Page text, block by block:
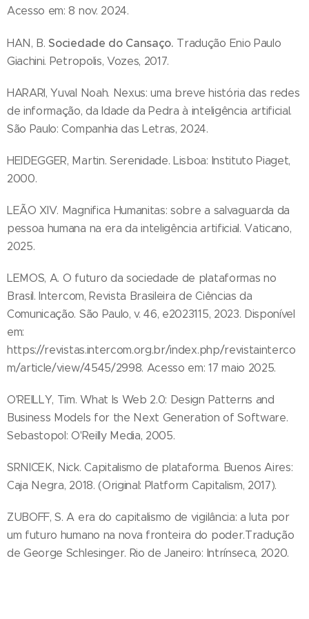
Acesso em: 8 nov. 2024.
HAN, B. Sociedade do Cansaço. Tradução Enio Paulo
Giachini. Petropolis, Vozes, 2017.
HARARI, Yuval Noah. Nexus: uma breve história das redes
de informação, da Idade da Pedra à inteligência artificial.
São Paulo: Companhia das Letras, 2024.
HEIDEGGER, Martin. Serenidade. Lisboa: Instituto Piaget,
2000.
LEÃO XIV. Magnifica Humanitas: sobre a salvaguarda da
pessoa humana na era da inteligência artificial. Vaticano,
2025.
LEMOS, A. O futuro da sociedade de plataformas no
Brasil. Intercom, Revista Brasileira de Ciências da
Comunicação. São Paulo, v. 46, e2023115, 2023. Disponível
em:
https://revistas.intercom.org.br/index.php/revistainterco
m/article/view/4545/2998. Acesso em: 17 maio 2025.
O'REILLY, Tim. What Is Web 2.0: Design Patterns and
Business Models for the Next Generation of Software.
Sebastopol: O'Reilly Media, 2005.
SRNICEK, Nick. Capitalismo de plataforma. Buenos Aires:
Caja Negra, 2018. (Original: Platform Capitalism, 2017).
ZUBOFF, S. A era do capitalismo de vigilância: a luta por
um futuro humano na nova fronteira do poder.Tradução
de George Schlesinger. Rio de Janeiro: Intrínseca, 2020.